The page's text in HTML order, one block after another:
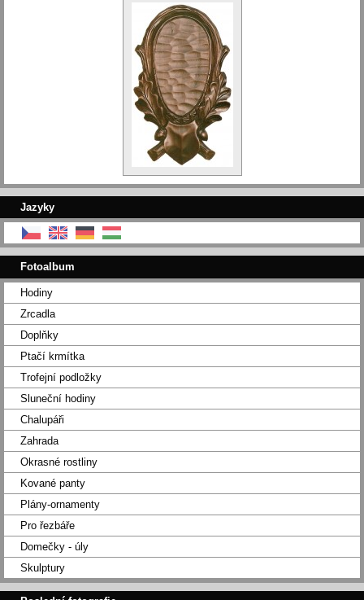
Jazyky
Fotoalbum
Hodiny
Zrcadla
Doplňky
Ptačí krmítka
Trofejní podložky
Sluneční hodiny
Chalupáři
Zahrada
Okrasné rostliny
Kované panty
Plány-ornamenty
Pro řezbáře
Domečky - úly
Skulptury